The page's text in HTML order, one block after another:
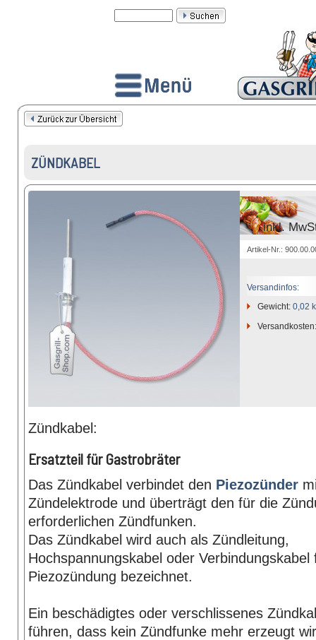
ZÜNDKABEL
inkl.
Artikel-Nr.:
Versandinfos:
Gewicht: 0,02
Zündkabel:
Ersatzteil für Gastrobräter
Das Zündkabel verbindet den Piezozünder
Zündelektrode und überträgt den für die
erforderlichen Zündfunken.
Das Zündkabel wird auch als Zündleitung,
Hochspannungskabel oder Verbindungskabel
Piezozündung bezeichnet.
Ein beschädigtes oder verschlissenes
führen, dass kein Zündfunke mehr erzeugt